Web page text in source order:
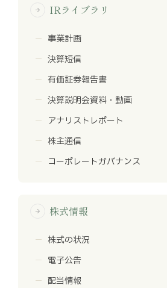
arrow_forward IRライブラリ
事業計画
決算短信
有価証券報告書
決算説明会資料・動画
アナリストレポート
株主通信
コーポレートガバナンス
arrow_forward 株式情報
株式の状況
電子公告
配当情報